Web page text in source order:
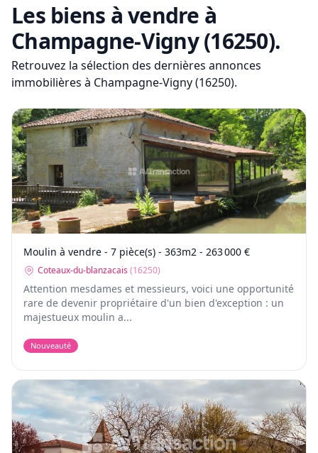
Les biens à vendre à
Champagne-Vigny (16250).
Retrouvez la sélection des dernières annonces
immobilières à Champagne-Vigny (16250).
Moulin à vendre - 7 pièce(s) - 363m2 - 263 000 €
Coteaux-du-blanzacais (16250)
Attention mesdames et messieurs, voici une opportunité
rare de devenir propriétaire d'un bien d'exception : un
majestueux moulin a...
Nouveauté